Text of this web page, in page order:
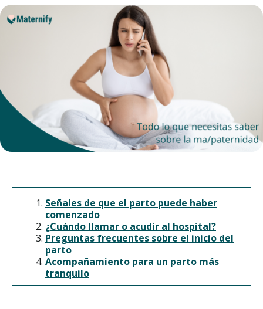
Señales de que el parto puede haber
comenzado
¿Cuándo llamar o acudir al hospital?
Preguntas frecuentes sobre el inicio del
parto
Acompañamiento para un parto más
tranquilo